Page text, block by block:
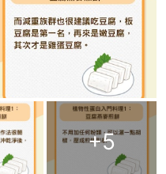
+5